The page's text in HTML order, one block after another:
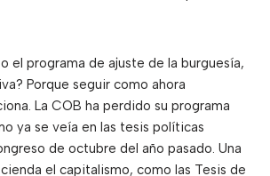
el programa de ajuste de la burguesía,
Porque seguir como ahora
La COB ha perdido su programa
ya se veía en las tesis políticas
de octubre del año pasado. Una
el capitalismo, como las Tesis de